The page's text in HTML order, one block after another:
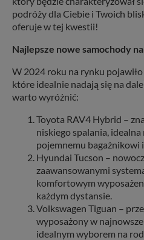
podróży dla Ciebie i Twoich
oferuje w tej kwestii!
Najlepsze nowe samochody
W 2024 roku na rynku
które idealnie nadają się na
warto wyróżnić:
Toyota RAV4 Hybrid –
niskiego spalania, idealna
pojemnemu bagażnikowi
Hyundai Tucson –
zaawansowanymi
komfortowym
każdym dystansie.
Volkswagen Tiguan –
wyposażony w
idealnym wyborem na